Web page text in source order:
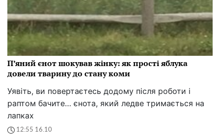
П’яний єнот шокував жінку: як прості яблука
довели тварину до стану коми
Уявіть, ви повертаєтесь додому після роботи і
раптом бачите… єнота, який ледве тримається на
лапках
12:55 16.10